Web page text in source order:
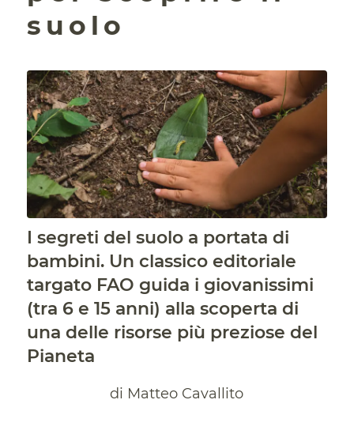
suolo
I segreti del suolo a portata di
bambini. Un classico editoriale
targato FAO guida i giovanissimi
(tra 6 e 15 anni) alla scoperta di
una delle risorse più preziose del
Pianeta
di Matteo Cavallito